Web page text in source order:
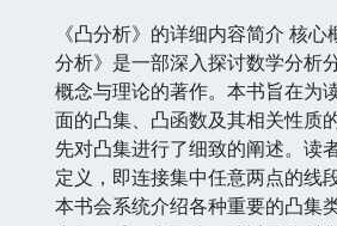
《凸分析》的详细内容简介 核
分析》是一部深入探讨数学分
概念与理论的著作。本书旨在为
面的凸集、凸函数及其相关性质
先对凸集进行了细致的阐述。读
定义，即连接集中任意两点的线
本书会系统介绍各种重要的凸集